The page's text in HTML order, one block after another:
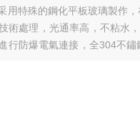
用特殊的鋼化平板玻璃製作
術處理，光通率高，不粘水
行防爆電氣連接，全304不